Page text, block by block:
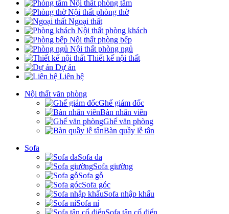
Nội thất phòng tắm
Nội thất phòng thờ
Ngoại thất
Nội thất phòng khách
Nội thất phòng bếp
Nội thất phòng ngủ
Thiết kế nội thất
Dự án
Liên hệ
Nội thất văn phòng
Ghế giám đốc
Bàn nhân viên
Ghế văn phòng
Bàn quầy lễ tân
Sofa
Sofa da
Sofa giường
Sofa gỗ
Sofa góc
Sofa nhập khẩu
Sofa nỉ